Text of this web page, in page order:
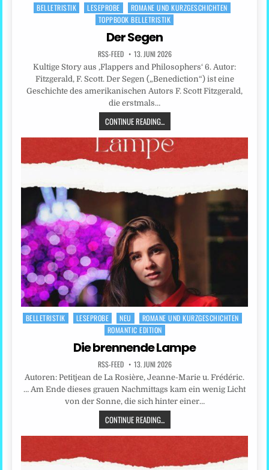
Posted
BELLETRISTIK LESEPROBE
ROMANE UND KURZGESCHICHTEN
TOPPBOOK BELLETRISTIK
Der Segen
RSS-FEED 13. JUNI 2026
Kultige Story aus ‚Flappers and Philosophers‘ 6. Autor:
Fitzgerald, F. Scott. Der Segen („Benediction“) ist eine
Geschichte des amerikanischen Autors F. Scott Fitzgerald,
die erstmals…
CONTINUE READING...
Posted
BELLETRISTIK LESEPROBE NEU
ROMANE UND KURZGESCHICHTEN
ROMANTIC EDITION
Die brennende Lampe
RSS-FEED 13. JUNI 2026
Autoren: Petitjean de La Rosière, Jeanne-Marie u. Frédéric.
… Am Ende dieses grauen Nachmittags kam ein wenig Licht
von der Sonne, die sich hinter einer…
CONTINUE READING...